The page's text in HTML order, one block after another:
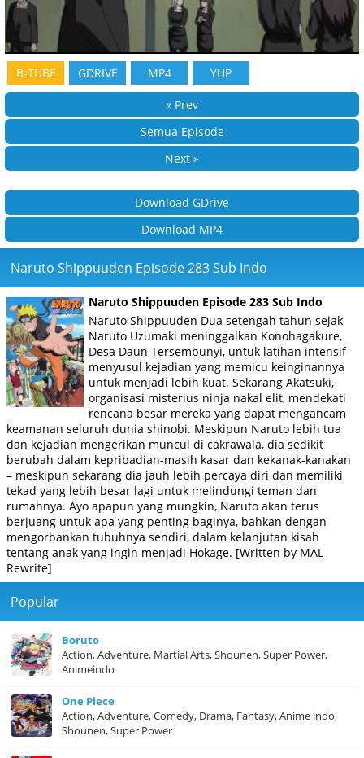
B-TUBE GDRIVE MP4 YUP
« Prev
Semua Episode
Next »
Download GDrive
Download MP4
Naruto Shippuuden Episode 283 Sub Indo
Naruto Shippuuden Episode 283 Sub Indo
Naruto Shippuuden Dua setengah tahun sejak
Naruto Uzumaki meninggalkan Konohagakure,
Desa Daun Tersembunyi, untuk latihan intensif
menyusul kejadian yang memicu keinginannya
untuk menjadi lebih kuat. Sekarang Akatsuki,
organisasi misterius ninja nakal elit, mendekati
rencana besar mereka yang dapat mengancam
keamanan seluruh dunia shinobi. Meskipun Naruto lebih tua
dan kejadian mengerikan muncul di cakrawala, dia sedikit
berubah dalam kepribadian-masih kasar dan kekanak-kanakan
– meskipun sekarang dia jauh lebih percaya diri dan memiliki
tekad yang lebih besar lagi untuk melindungi teman dan
rumahnya. Ayo apapun yang mungkin, Naruto akan terus
berjuang untuk apa yang penting baginya, bahkan dengan
mengorbankan tubuhnya sendiri, dalam kelanjutan kisah
tentang anak yang ingin menjadi Hokage. [Written by MAL
Rewrite]
Popular
Boruto
Action, Adventure, Martial Arts, Shounen, Super Power,
Animeindo
One Piece
Action, Adventure, Comedy, Drama, Fantasy, Anime indo,
Shounen, Super Power